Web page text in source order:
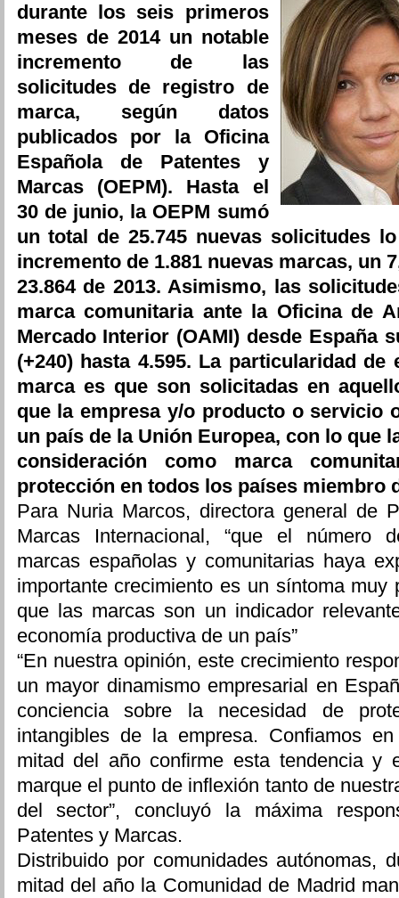
durante los seis primeros
meses de 2014 un notable
incremento de las
solicitudes de registro de
marca, según datos
publicados por la Oficina
Española de Patentes y
Marcas (OEPM). Hasta el
30 de junio, la OEPM sumó
un total de 25.745 nuevas solicitudes
incremento de 1.881 nuevas marcas, un
23.864 de 2013. Asimismo, las
marca comunitaria ante la Oficina de
Mercado Interior (OAMI) desde España
(+240) hasta 4.595. La particularidad de
marca es que son solicitadas en
que la empresa y/o producto o servicio
un país de la Unión Europea, con lo que
consideración como marca
protección en todos los países miembro
Para Nuria Marcos, directora general de
Marcas Internacional, “que el número
marcas españolas y comunitarias haya
importante crecimiento es un síntoma muy
que las marcas son un indicador
economía productiva de un país”
“En nuestra opinión, este crecimiento
un mayor dinamismo empresarial en
conciencia sobre la necesidad de
intangibles de la empresa. Confiamos
mitad del año confirme esta tendencia y
marque el punto de inflexión tanto de
del sector”, concluyó la máxima
Patentes y Marcas.
Distribuido por comunidades autónomas,
mitad del año la Comunidad de Madrid